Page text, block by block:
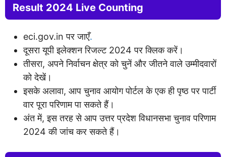
Result 2024 Live Counting
eci.gov.in पर जाएँ.
दूसरा यूपी इलेक्शन रिजल्ट 2024 पर क्लिक करें।
तीसरा, अपने निर्वाचन क्षेत्र को चुनें और जीतने वाले उम्मीदवारों
को देखें।
इसके अलावा, आप चुनाव आयोग पोर्टल के एक ही पृष्ठ पर पार्टी
वार पूरा परिणाम पा सकते हैं।
अंत में, इस तरह से आप उत्तर प्रदेश विधानसभा चुनाव परिणाम
2024 की जांच कर सकते हैं।